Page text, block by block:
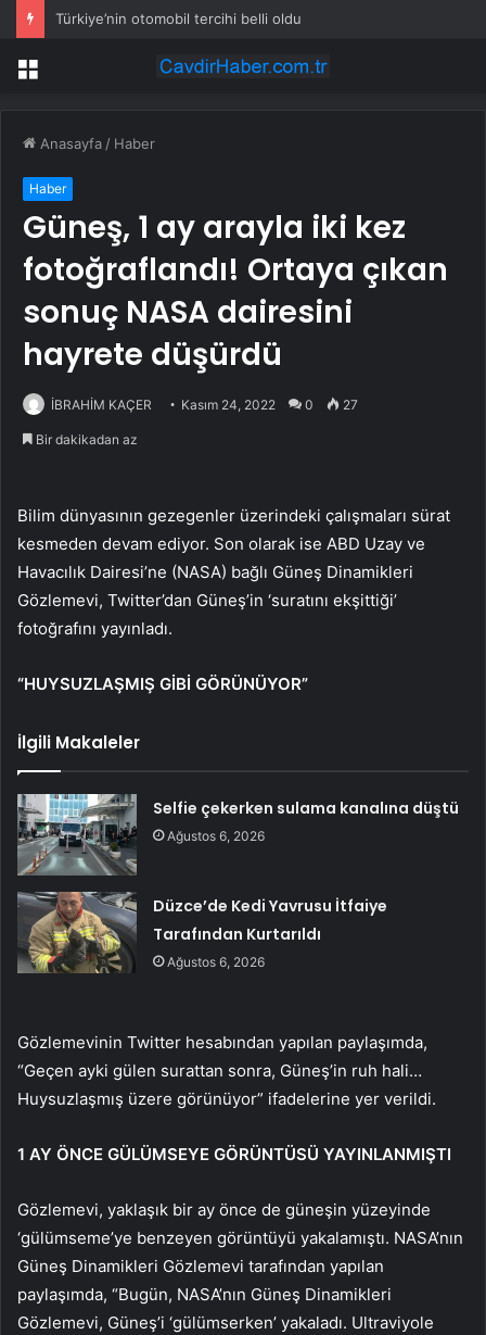
Türkiye’nin otomobil tercihi belli oldu
Menü
Anasayfa / Haber
Haber
Güneş, 1 ay arayla iki kez
fotoğraflandı! Ortaya çıkan
sonuç NASA dairesini
hayrete düşürdü
İBRAHİM KAÇER Kasım 24, 2022 0 27
Bir dakikadan az
Bilim dünyasının gezegenler üzerindeki çalışmaları sürat
kesmeden devam ediyor. Son olarak ise ABD Uzay ve
Havacılık Dairesi’ne (NASA) bağlı Güneş Dinamikleri
Gözlemevi, Twitter’dan Güneş’in ‘suratını ekşittiği’
fotoğrafını yayınladı.
“HUYSUZLAŞMIŞ GİBİ GÖRÜNÜYOR”
İlgili Makaleler
Selfie çekerken sulama kanalına düştü
Ağustos 6, 2026
Düzce’de Kedi Yavrusu İtfaiye
Tarafından Kurtarıldı
Ağustos 6, 2026
Gözlemevinin Twitter hesabından yapılan paylaşımda,
“Geçen ayki gülen surattan sonra, Güneş’in ruh hali…
Huysuzlaşmış üzere görünüyor” ifadelerine yer verildi.
1 AY ÖNCE GÜLÜMSEYE GÖRÜNTÜSÜ YAYINLANMIŞTI
Gözlemevi, yaklaşık bir ay önce de güneşin yüzeyinde
‘gülümseme’ye benzeyen görüntüyü yakalamıştı. NASA’nın
Güneş Dinamikleri Gözlemevi tarafından yapılan
paylaşımda, “Bugün, NASA’nın Güneş Dinamikleri
Gözlemevi, Güneş’i ‘gülümserken’ yakaladı. Ultraviyole